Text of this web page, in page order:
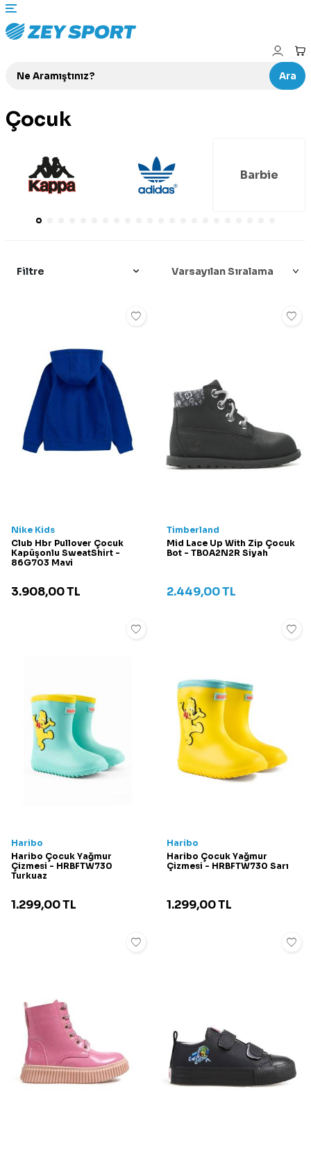
Ara
Çocuk
Barbie
Filtre
Nike Kids
Club Hbr Pullover Çocuk
Kapüşonlu SweatShirt -
86G703 Mavi
3.908,00TL
Timberland
Mid Lace Up With Zip Çocuk
Bot - TB0A2N2R Siyah
2.449,00TL
Haribo
Haribo Çocuk Yağmur
Çizmesi - HRBFTW730
Turkuaz
1.299,00TL
Haribo
Haribo Çocuk Yağmur
Çizmesi - HRBFTW730 Sarı
1.299,00TL